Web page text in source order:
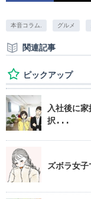
本音コラム. グルメ
関連記事
ピックアップ
入社後に
択...
ズボラ女子